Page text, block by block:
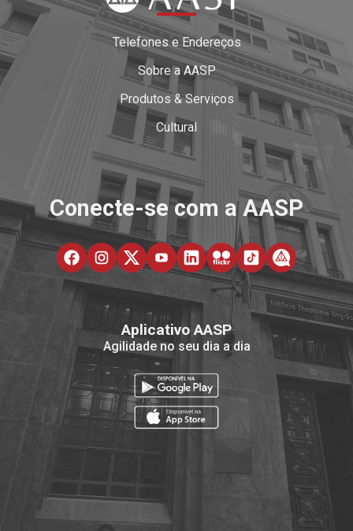
Telefones e Endereços
Sobre a AASP
Produtos & Serviços
Cultural
Conecte-se com a AASP
Aplicativo AASP
Agilidade no seu dia a dia